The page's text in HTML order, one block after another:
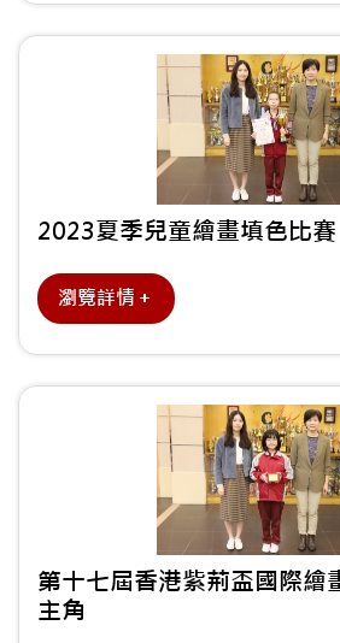
2023夏季兒童繪畫填色比賽
瀏覽詳情＋
第十七屆香港紫荊盃國際繪
主角